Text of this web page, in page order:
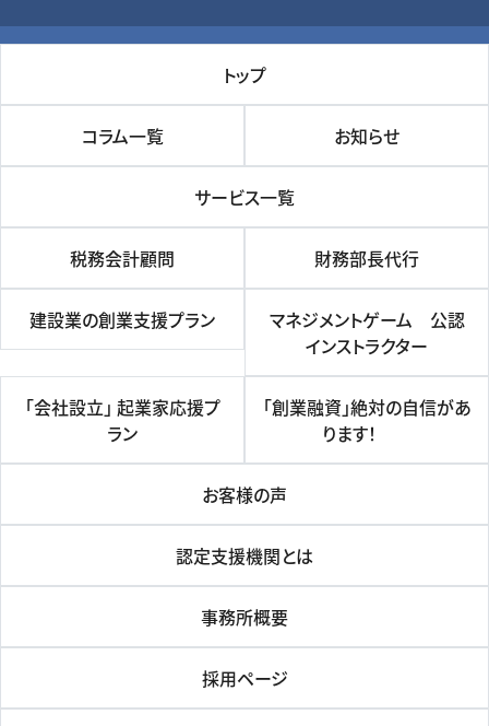
トップ
コラム一覧 お知らせ
サービス一覧
税務会計顧問 財務部長代行
建設業の創業支援プラン
マネジメントゲーム 公認
インストラクター
「会社設立」 起業家応援プ
ラン
「創業融資」絶対の自信があ
ります！
お客様の声
認定支援機関とは
事務所概要
採用ページ